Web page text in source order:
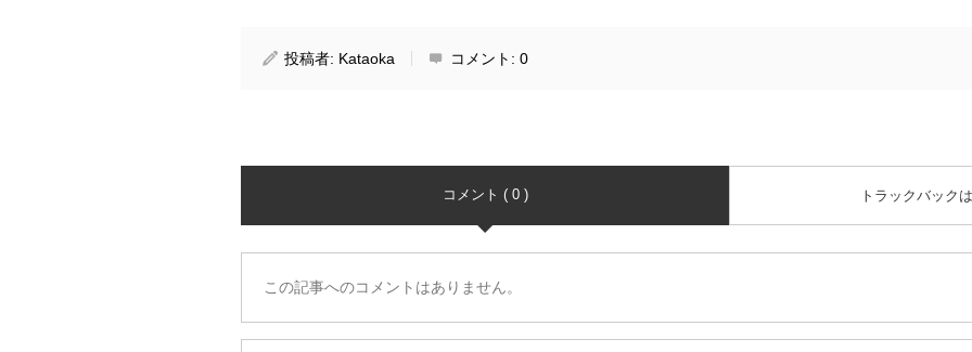
投稿者: Kataoka コメント: 0
コメント ( 0 ) トラックバック
この記事へのコメントはありません。